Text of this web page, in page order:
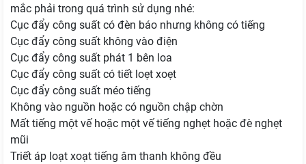
mắc phải trong quá trình sử dụng nhé:
Cục đẩy công suất có đèn báo nhưng không có tiếng
Cục đẩy công suất không vào điện
Cục đẩy công suất phát 1 bên loa
Cục đẩy công suất có tiết loẹt xoẹt
Cục đẩy công suất méo tiếng
Không vào nguồn hoặc có nguồn chập chờn
Mất tiếng một vế hoặc một vế tiếng nghẹt hoặc đè nghẹt
mũi
Triết áp loạt xoạt tiếng âm thanh không đều